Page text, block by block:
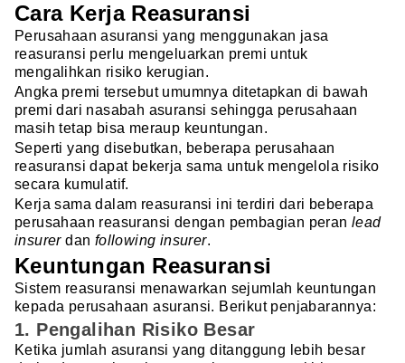
Cara Kerja Reasuransi
Perusahaan asuransi yang menggunakan jasa
reasuransi perlu mengeluarkan premi untuk
mengalihkan risiko kerugian.
Angka premi tersebut umumnya ditetapkan di bawah
premi dari nasabah asuransi sehingga perusahaan
masih tetap bisa meraup keuntungan.
Seperti yang disebutkan, beberapa perusahaan
reasuransi dapat bekerja sama untuk mengelola risiko
secara kumulatif.
Kerja sama dalam reasuransi ini terdiri dari beberapa
perusahaan reasuransi dengan pembagian peran lead
insurerdan following insurer.
Keuntungan Reasuransi
Sistem reasuransi menawarkan sejumlah keuntungan
kepada perusahaan asuransi. Berikut penjabarannya:
1. Pengalihan Risiko Besar
Ketika jumlah asuransi yang ditanggung lebih besar